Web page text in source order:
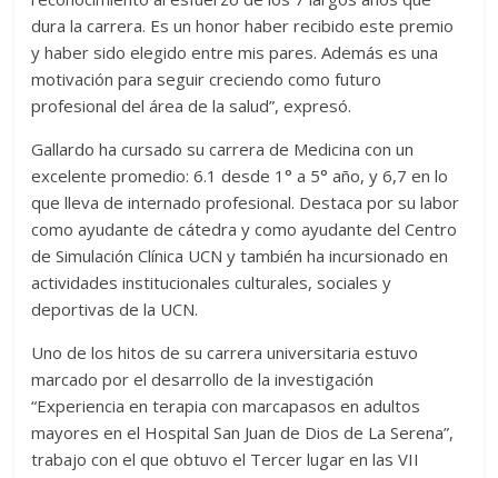
dura la carrera. Es un honor haber recibido este premio
y haber sido elegido entre mis pares. Además es una
motivación para seguir creciendo como futuro
profesional del área de la salud”, expresó.
Gallardo ha cursado su carrera de Medicina con un
excelente promedio: 6.1 desde 1° a 5° año, y 6,7 en lo
que lleva de internado profesional. Destaca por su labor
como ayudante de cátedra y como ayudante del Centro
de Simulación Clínica UCN y también ha incursionado en
actividades institucionales culturales, sociales y
deportivas de la UCN.
Uno de los hitos de su carrera universitaria estuvo
marcado por el desarrollo de la investigación
“Experiencia en terapia con marcapasos en adultos
mayores en el Hospital San Juan de Dios de La Serena”,
trabajo con el que obtuvo el Tercer lugar en las VII